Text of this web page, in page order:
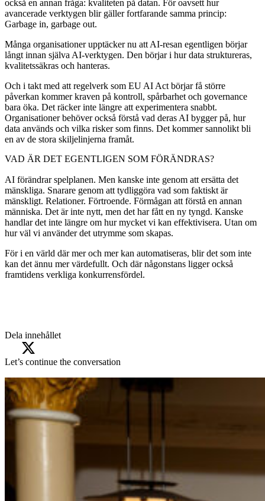
också en annan fråga: kvaliteten på datan. För oavsett hur
avancerade verktygen blir gäller fortfarande samma princip:
Garbage in, garbage out.
Många organisationer upptäcker nu att AI-resan egentligen börjar
långt innan själva AI-verktygen. Den börjar i hur data struktureras,
kvalitetssäkras och hanteras.
Och i takt med att regelverk som EU AI Act börjar få större
påverkan kommer kraven på kontroll, spårbarhet och governance
bara öka. Det räcker inte längre att experimentera snabbt.
Organisationer behöver också förstå vad deras AI bygger på, hur
data används och vilka risker som finns. Det kommer sannolikt bli
en av de stora skiljelinjerna framåt.
VAD ÄR DET EGENTLIGEN SOM FÖRÄNDRAS?
AI förändrar spelplanen. Men kanske inte genom att ersätta det
mänskliga. Snarare genom att tydliggöra vad som faktiskt är
mänskligt. Relationer. Förtroende. Förmågan att förstå en annan
människa. Det är inte nytt, men det har fått en ny tyngd. Kanske
handlar det inte längre om hur mycket vi kan effektivisera. Utan om
hur väl vi använder det utrymme som skapas.
För i en värld där mer och mer kan automatiseras, blir det som inte
kan det ännu mer värdefullt. Och där någonstans ligger också
framtidens verkliga konkurrensfördel.
Dela innehållet
Let’s continue the conversation